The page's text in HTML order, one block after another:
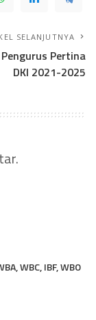
SELANJUTNYA
Pertina
DKI 2021-2025
WBC, IBF, WBO